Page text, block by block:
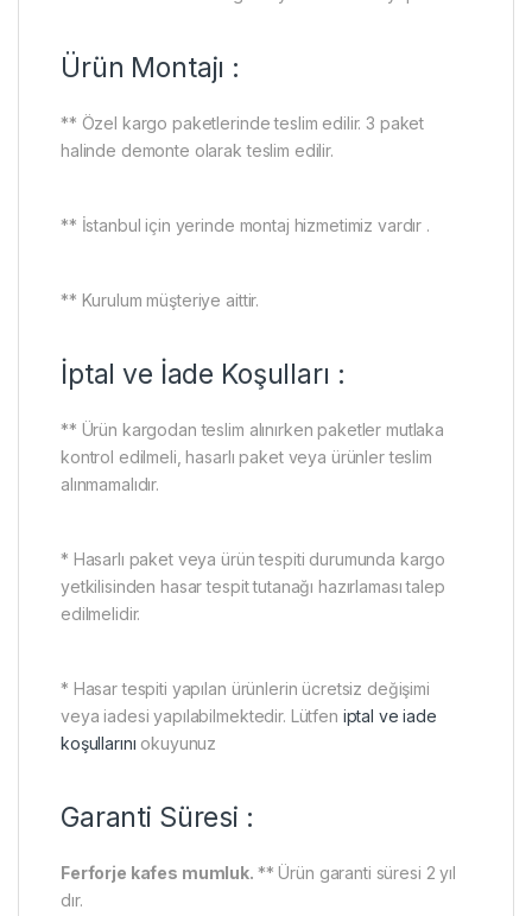
Ürün Montajı :
** Özel kargo paketlerinde teslim edilir. 3 paket
halinde demonte olarak teslim edilir.
** İstanbul için yerinde montaj hizmetimiz vardır .
** Kurulum müşteriye aittir.
İptal ve İade Koşulları :
** Ürün kargodan teslim alınırken paketler mutlaka
kontrol edilmeli, hasarlı paket veya ürünler teslim
alınmamalıdır.
* Hasarlı paket veya ürün tespiti durumunda kargo
yetkilisinden hasar tespit tutanağı hazırlaması talep
edilmelidir.
* Hasar tespiti yapılan ürünlerin ücretsiz değişimi
veya iadesi yapılabilmektedir. Lütfen iptal ve iade
koşullarını okuyunuz
Garanti Süresi :
Ferforje kafes mumluk. ** Ürün garanti süresi 2 yıl
dır.